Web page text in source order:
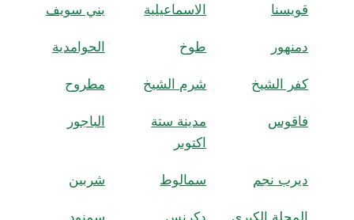
قويسنا الاسماعيلية بني سويف
دمنهور طوخ الحوامدية
كفر الشيخ شرم الشيخ مطروح
فاقوس
مدينة ستة
اكتوبر
الباجور
ديرب نجم سمالوط شربين
المحلة الكبرى دكرنس سمنود